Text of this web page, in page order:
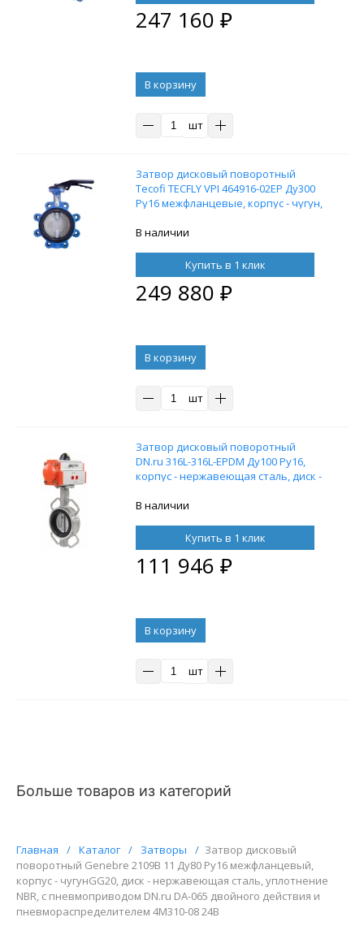
247 160 ₽
В корзину
шт
Затвор дисковый поворотный
Tecofi TECFLY VPI 464916-02EP Ду300
Ру16 межфланцевые, корпус - чугун,
уплотнение — EPDM, с рукояткой
В наличии
Купить в 1 клик
249 880 ₽
В корзину
шт
Затвор дисковый поворотный
DN.ru 316L-316L-EPDM Ду100 Ру16,
корпус - нержавеющая сталь, диск -
EPDM, с пневмоприводом DN.ru SA-
В наличии
Купить в 1 клик
111 946 ₽
В корзину
шт
Больше товаров из категорий
Главная / Каталог / Затворы / Затвор дисковый
поворотный Genebre 2109В 11 Ду80 Ру16 межфланцевый,
корпус - чугунGG20, диск - нержавеющая сталь, уплотнение
NBR, с пневмоприводом DN.ru DA-065 двойного действия и
пневмораспределителем 4M310-08 24В